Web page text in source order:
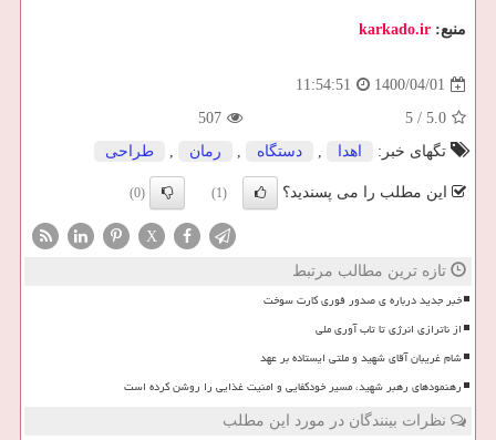
منبع: karkado.ir
1400/04/01
11:54:51
5.0
/
5
507
تگهای خبر:
اهدا , دستگاه , رمان , طراحی
این مطلب را می پسندید؟ (1)
(0)
X
تازه ترین مطالب مرتبط
خبر جدید درباره ی صدور فوری کارت سوخت
از ناترازی انرژی تا تاب آوری ملی
شام غریبان آقای شهید و ملتی ایستاده بر عهد
رهنمودهای رهبر شهید، مسیر خودکفایی و امنیت غذایی را روشن کرده است
نظرات بینندگان در مورد این مطلب